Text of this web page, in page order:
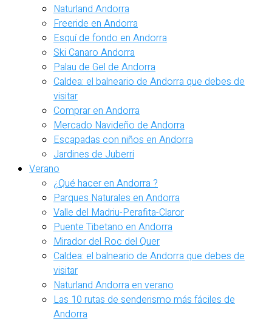
Naturland Andorra
Freeride en Andorra
Esquí de fondo en Andorra
Ski Canaro Andorra
Palau de Gel de Andorra
Caldea: el balneario de Andorra que debes de
visitar
Comprar en Andorra
Mercado Navideño de Andorra
Escapadas con niños en Andorra
Jardines de Juberri
Verano
¿Qué hacer en Andorra ?
Parques Naturales en Andorra
Valle del Madriu-Perafita-Claror
Puente Tibetano en Andorra
Mirador del Roc del Quer
Caldea: el balneario de Andorra que debes de
visitar
Naturland Andorra en verano
Las 10 rutas de senderismo más fáciles de
Andorra